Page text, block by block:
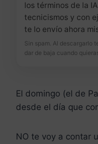
los términos de la
tecnicismos y con
te lo envío ahora
Sin spam. Al descargarlo
dar de baja cuando
El domingo (el de
desde el día que
NO te voy a contar